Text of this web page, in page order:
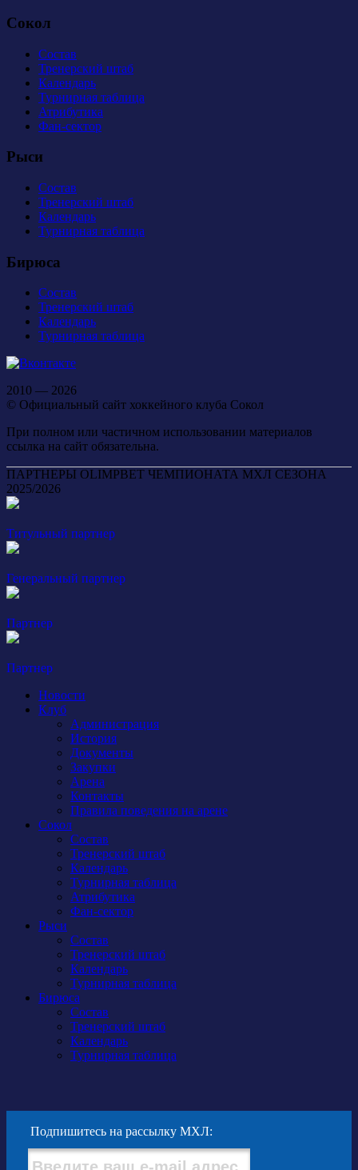
Сокол
Состав
Тренерский штаб
Календарь
Турнирная таблица
Атрибутика
Фан-сектор
Рыси
Состав
Тренерский штаб
Календарь
Турнирная таблица
Бирюса
Состав
Тренерский штаб
Календарь
Турнирная таблица
2010 — 2026
© Официальный сайт хоккейного клуба Сокол
При полном или частичном использовании материалов
ссылка на сайт обязательна.
ПАРТНЕРЫ OLIMPBET ЧЕМПИОНАТА МХЛ СЕЗОНА
2025/2026
Титульный партнер
Генеральный партнер
Партнер
Партнер
Новости
Клуб
Администрация
История
Документы
Закупки
Арена
Контакты
Правила поведения на арене
Сокол
Состав
Тренерский штаб
Календарь
Турнирная таблица
Атрибутика
Фан-сектор
Рыси
Состав
Тренерский штаб
Календарь
Турнирная таблица
Бирюса
Состав
Тренерский штаб
Календарь
Турнирная таблица
Подпишитесь на рассылку МХЛ: